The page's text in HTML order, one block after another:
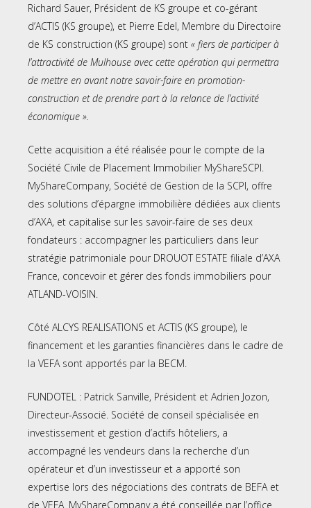
Richard Sauer, Président de KS groupe et co-gérant
d’ACTIS (KS groupe), et Pierre Edel, Membre du Directoire
de KS construction (KS groupe) sont « fiers de participer à
l’attractivité de Mulhouse avec cette opération qui permettra
de mettre en avant notre savoir-faire en promotion-
construction et de prendre part à la relance de l’activité
économique ».
Cette acquisition a été réalisée pour le compte de la
Société Civile de Placement Immobilier MyShareSCPI.
MyShareCompany, Société de Gestion de la SCPI, offre
des solutions d’épargne immobilière dédiées aux clients
d’AXA, et capitalise sur les savoir-faire de ses deux
fondateurs : accompagner les particuliers dans leur
stratégie patrimoniale pour DROUOT ESTATE filiale d’AXA
France, concevoir et gérer des fonds immobiliers pour
ATLAND-VOISIN.
Côté ALCYS REALISATIONS et ACTIS (KS groupe), le
financement et les garanties financières dans le cadre de
la VEFA sont apportés par la BECM.
FUNDOTEL : Patrick Sanville, Président et Adrien Jozon,
Directeur-Associé. Société de conseil spécialisée en
investissement et gestion d’actifs hôteliers, a
accompagné les vendeurs dans la recherche d’un
opérateur et d’un investisseur et a apporté son
expertise lors des négociations des contrats de BEFA et
de VEFA. MyShareCompany a été conseillée par l’office